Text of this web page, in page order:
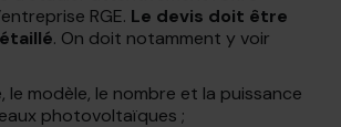
RGE. Le devis doit être
. On doit notamment y voir
le modèle, le nombre et la puissance
photovoltaïques ;